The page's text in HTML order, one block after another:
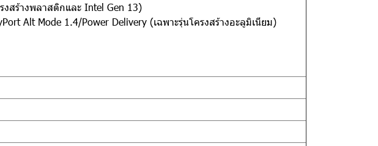
งสร้างพลาสติกและ Intel Gen 13)
Alt Mode 1.4/Power Delivery (เฉพาะรุ่นโครงสร้างอะลูมิเนียม)